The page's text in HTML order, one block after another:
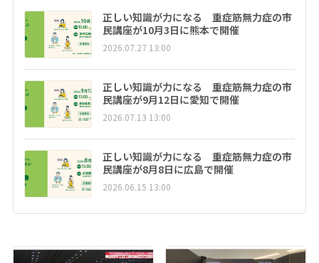
正しい知識が力になる 重症筋無力症の市
民講座が10月3日に熊本で開催
2026.07.27 13:00
正しい知識が力になる 重症筋無力症の市
民講座が9月12日に愛知で開催
2026.07.13 13:00
正しい知識が力になる 重症筋無力症の市
民講座が8月8日に広島で開催
2026.06.15 13:00